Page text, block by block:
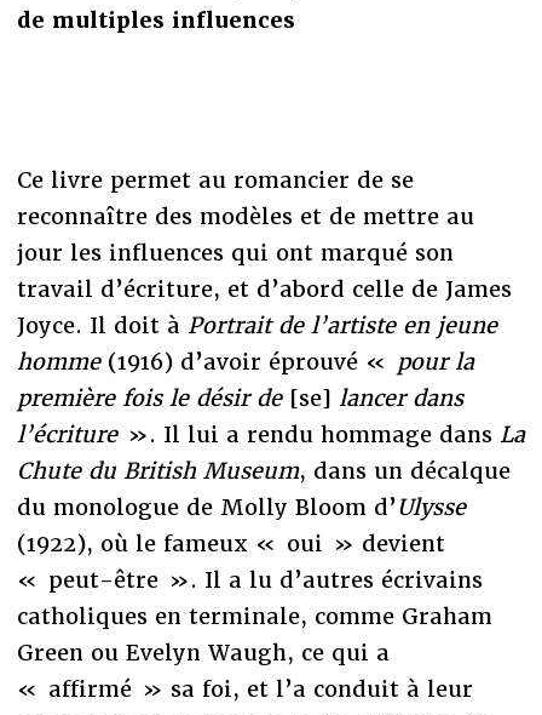
de multiples influences
Ce livre permet au romancier de se
reconnaître des modèles et de mettre au
jour les influences qui ont marqué son
travail d’écriture, et d’abord celle de James
Joyce. Il doit à Portrait de l’artiste en jeune
homme(1916) d’avoir éprouvé « pour la
première fois le désir de[se] lancer dans
l’écriture». Il lui a rendu hommage dans La
Chute du British Museum, dans un décalque
du monologue de Molly Bloom d’Ulysse
(1922), où le fameux « oui » devient
« peut-être ». Il a lu d’autres écrivains
catholiques en terminale, comme Graham
Green ou Evelyn Waugh, ce qui a
« affirmé » sa foi, et l’a conduit à leur